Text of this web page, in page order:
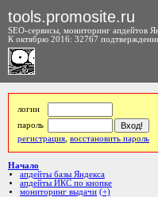
tools.promosite.ru
SEO-сервисы, мониторинг апдейтов
К октябрю 2016: 32767
логин
пароль
регистрация восстановить пароль
Начало
апдейты базы Яндекса
апдейты ИКС по кнопке
мониторинг выдачи (+)